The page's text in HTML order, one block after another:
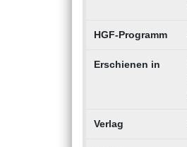
HGF-Programm
Erschienen in
Verlag